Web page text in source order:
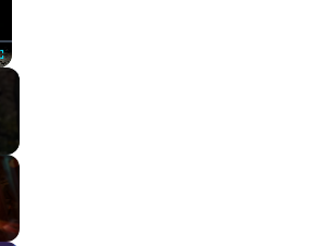
Fullscreen